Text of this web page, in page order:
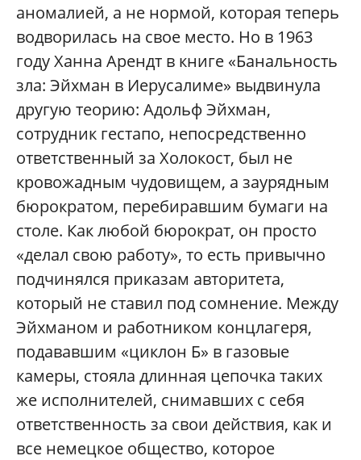
аномалией, а не нормой, которая теперь
водворилась на свое место. Но в 1963
году Ханна Арендт в книге «Банальность
зла: Эйхман в Иерусалиме» выдвинула
другую теорию: Адольф Эйхман,
сотрудник гестапо, непосредственно
ответственный за Холокост, был не
кровожадным чудовищем, а заурядным
бюрократом, перебиравшим бумаги на
столе. Как любой бюрократ, он просто
«делал свою работу», то есть привычно
подчинялся приказам авторитета,
который не ставил под сомнение. Между
Эйхманом и работником концлагеря,
подававшим «циклон Б» в газовые
камеры, стояла длинная цепочка таких
же исполнителей, снимавших с себя
ответственность за свои действия, как и
все немецкое общество, которое